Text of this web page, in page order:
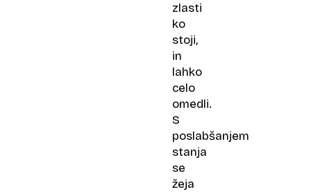
zlasti
ko
stoji,
in
lahko
celo
omedli.
S
poslabšanjem
stanja
se
žeja